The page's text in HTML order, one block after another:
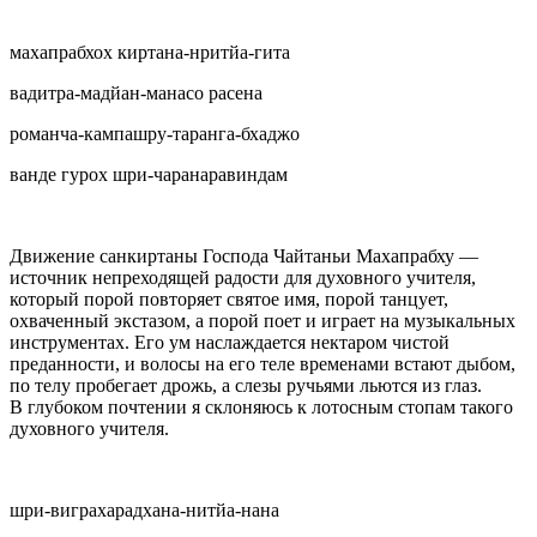
махапрабхох киртана-нритйа-гита
вадитра-мадйан-манасо расена
романча-кампашру-таранга-бхаджо
ванде гурох шри-чаранаравиндам
Движение санкиртаны Господа Чайтаньи Махапрабху —
источник непреходящей радости для духовного учителя,
который порой повторяет святое имя, порой танцует,
охваченный экстазом, а порой поет и играет на музыкальных
инструментах. Его ум наслаждается нектаром чистой
преданности, и волосы на его теле временами встают дыбом,
по телу пробегает дрожь, а слезы ручьями льются из глаз.
В глубоком почтении я склоняюсь к лотосным стопам такого
духовного учителя.
шри-виграхарадхана-нитйа-нана